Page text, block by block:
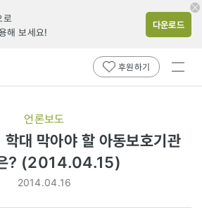
로
해 보세요!
다운로드
후원하기
전체
언론보도
대 막아야 할 아동보호기관
? (2014.04.15)
2014.04.16